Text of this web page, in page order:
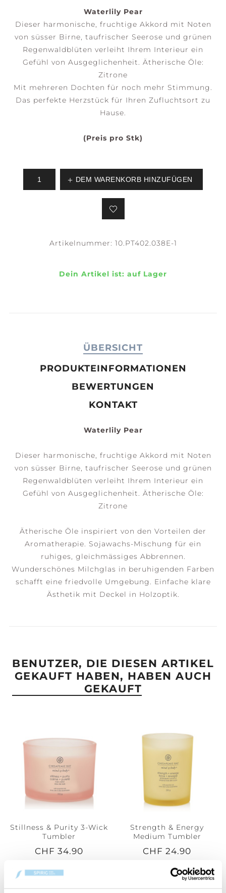
Waterlily Pear
Dieser harmonische, fruchtige Akkord mit Noten
von süsser Birne, taufrischer Seerose und grünen
Regenwaldblüten verleiht Ihrem Interieur ein
Gefühl von Ausgeglichenheit. Ätherische Öle:
Zitrone
Mit mehreren Dochten für noch mehr Stimmung.
Das perfekte Herzstück für Ihren Zufluchtsort zu
Hause.
(Preis pro Stk)
DEM WARENKORB HINZUFÜGEN
Artikelnummer: 10.PT402.038E-1
Dein Artikel ist: auf Lager
ÜBERSICHT
PRODUKTEINFORMATIONEN
BEWERTUNGEN
KONTAKT
Waterlily Pear
Dieser harmonische, fruchtige Akkord mit Noten
von süsser Birne, taufrischer Seerose und grünen
Regenwaldblüten verleiht Ihrem Interieur ein
Gefühl von Ausgeglichenheit. Ätherische Öle:
Zitrone
Ätherische Öle inspiriert von den Vorteilen der
Aromatherapie. Sojawachs-Mischung für ein
ruhiges, gleichmässiges Abbrennen.
Wunderschönes Milchglas in beruhigenden Farben
schafft eine friedvolle Umgebung. Einfache klare
Ästhetik mit Deckel in Holzoptik.
BENUTZER, DIE DIESEN ARTIKEL
GEKAUFT HABEN, HABEN AUCH
GEKAUFT
Stillness & Purity 3-Wick
Tumbler
CHF 34.90
Strength & Energy
Medium Tumbler
CHF 24.90